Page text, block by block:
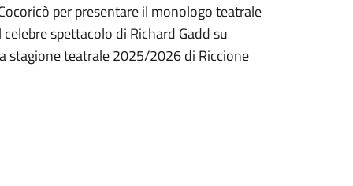
per presentare il monologo teatrale
spettacolo di Richard Gadd su
stagione teatrale 2025/2026 di Riccione